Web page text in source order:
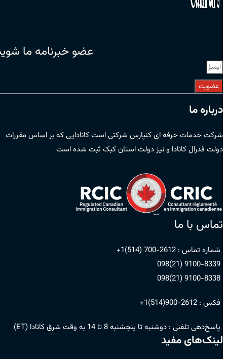
عضو خبرنامه ما شوید
عضویت
درباره ما
شرکت خدمات حرفه ای کنپارس شرکتی است کانادایی که بر اساس مقررات
دولت فدرال کانادا و نیز دولت استان کبک ثبت شده است
تماس با ما
شماره تماس : 2612-700 (514)1+
9100-8339 (21)098
9100-8338 (21)098
فکس : 2612-900(514)1+
پاسخ‌دهی تلفنی : دوشنبه تا پنجشنبه 8 تا 14 به وقت شرق کانادا (ET)
لینک‌های مفید